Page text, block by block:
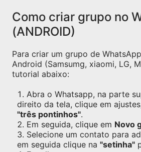
Como criar grupo no
(ANDROID)
Para criar um grupo de
Android (Samsumg, xiaomi, LG,
tutorial abaixo:
Abra o Whatsapp, na parte
direito da tela, clique em
"três pontinhos".
Em seguida, clique em Novo
Selecione um contato para
em seguida clique na "setinha"